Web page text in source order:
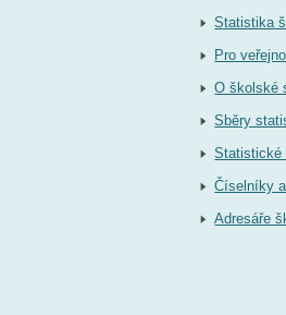
Statistika
Pro
O školské
Sběry
Statistické
Číselníky
Adresáře